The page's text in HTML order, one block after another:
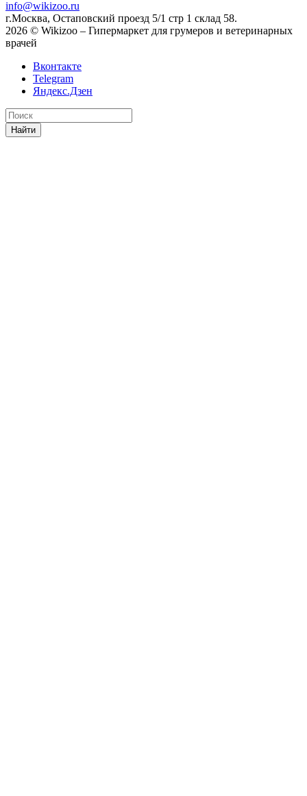
info@wikizoo.ru
г.Москва, Остаповский проезд 5/1 стр 1 склад 58.
2026 © Wikizoo – Гипермаркет для грумеров и ветеринарных
врачей
Вконтакте
Telegram
Яндекс.Дзен
Найти